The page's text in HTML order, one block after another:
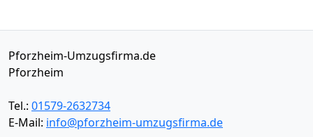
Pforzheim-Umzugsfirma.de
Pforzheim
Tel.: 01579-2632734
E-Mail: info@pforzheim-umzugsfirma.de